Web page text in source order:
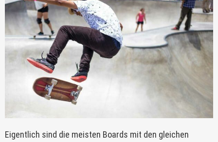
Eigentlich sind die meisten Boards mit den gleichen